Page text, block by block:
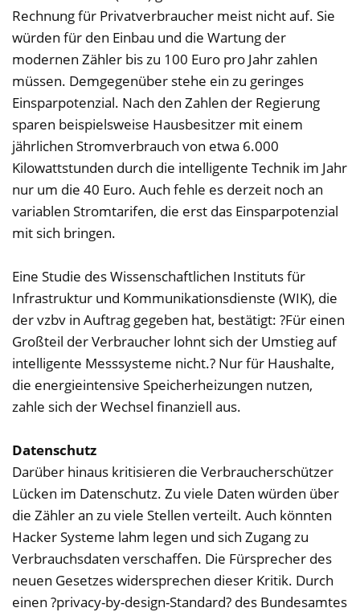
Rechnung für Privatverbraucher meist nicht auf. Sie
würden für den Einbau und die Wartung der
modernen Zähler bis zu 100 Euro pro Jahr zahlen
müssen. Demgegenüber stehe ein zu geringes
Einsparpotenzial. Nach den Zahlen der Regierung
sparen beispielsweise Hausbesitzer mit einem
jährlichen Stromverbrauch von etwa 6.000
Kilowattstunden durch die intelligente Technik im Jahr
nur um die 40 Euro. Auch fehle es derzeit noch an
variablen Stromtarifen, die erst das Einsparpotenzial
mit sich bringen.
Eine Studie des Wissenschaftlichen Instituts für
Infrastruktur und Kommunikationsdienste (WIK), die
der vzbv in Auftrag gegeben hat, bestätigt: ?Für einen
Großteil der Verbraucher lohnt sich der Umstieg auf
intelligente Messsysteme nicht.? Nur für Haushalte,
die energieintensive Speicherheizungen nutzen,
zahle sich der Wechsel finanziell aus.
Datenschutz
Darüber hinaus kritisieren die Verbraucherschützer
Lücken im Datenschutz. Zu viele Daten würden über
die Zähler an zu viele Stellen verteilt. Auch könnten
Hacker Systeme lahm legen und sich Zugang zu
Verbrauchsdaten verschaffen. Die Fürsprecher des
neuen Gesetzes widersprechen dieser Kritik. Durch
einen ?privacy-by-design-Standard? des Bundesamtes